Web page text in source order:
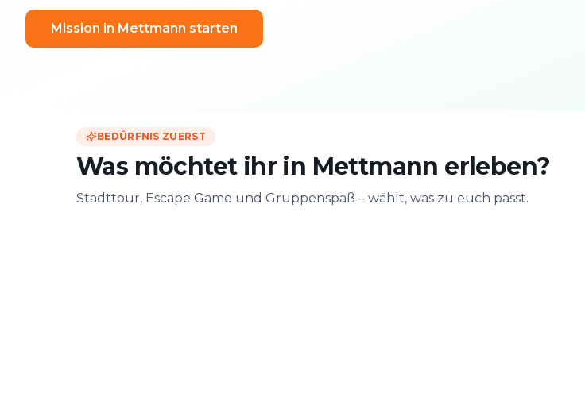
Mission in Mettmann starten
BEDÜRFNIS ZUERST
Was möchtet ihr in Mettmann erleben?
Stadttour, Escape Game und Gruppenspaß – wählt, was zu euch passt.